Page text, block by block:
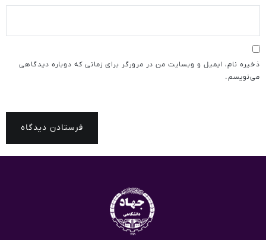
ذخیره نام، ایمیل و وبسایت من در مرورگر برای زمانی که دوباره دیدگاهی
می‌نویسم.
فرستادن دیدگاه